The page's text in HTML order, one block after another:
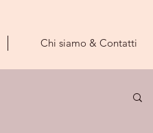
Chi siamo & Contatti